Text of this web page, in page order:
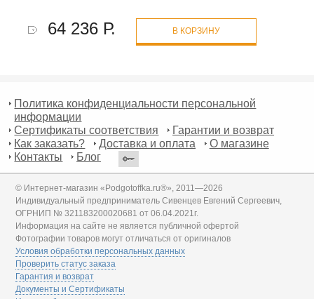
64 236 Р. В КОРЗИНУ
Политика конфиденциальности персональной
информации
Сертификаты соответствия
Гарантии и возврат
Как заказать?
Доставка и оплата
О магазине
Контакты
Блог
© Интернет-магазин «Podgotoffka.ru®», 2011—2026
Индивидуальный предприниматель Сивенцев Евгений Сергеевич,
ОГРНИП № 321183200020681 от 06.04.2021г.
Информация на сайте не является публичной офертой
Фотографии товаров могут отличаться от оригиналов
Условия обработки персональных данных
Проверить статус заказа
Гарантия и возврат
Документы и Сертификаты